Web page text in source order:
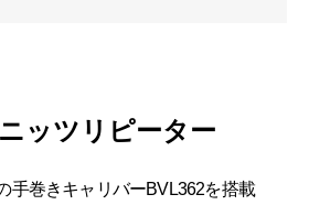
ッツリピーター
手巻きキャリバーBVL362を搭載